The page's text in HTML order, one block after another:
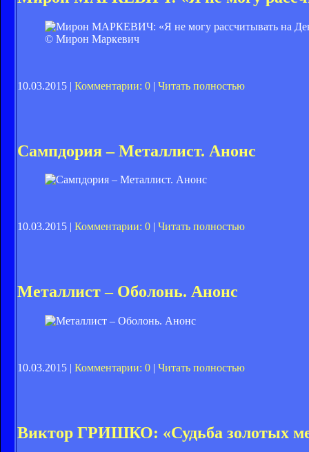
© Мирон Маркевич
10.03.2015 | Комментарии: 0 | Читать полностью
Сампдория – Металлист. Анонс
10.03.2015 | Комментарии: 0 Читать полностью
Металлист – Оболонь. Анонс
10.03.2015 | Комментарии: 0 | Читать полностью
Виктор ГРИШКО: «Судьба золотых